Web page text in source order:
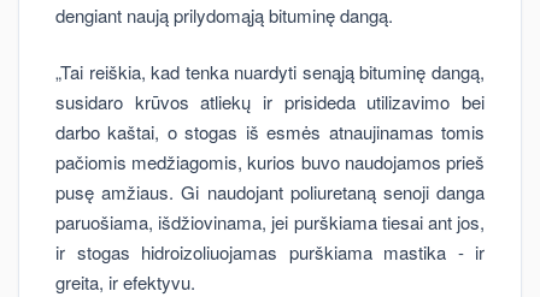
dengiant naują prilydomąją bituminę dangą.
„Tai reiškia, kad tenka nuardyti senąją bituminę dangą,
susidaro krūvos atliekų ir prisideda utilizavimo bei
darbo kaštai, o stogas iš esmės atnaujinamas tomis
pačiomis medžiagomis, kurios buvo naudojamos prieš
pusę amžiaus. Gi naudojant poliuretaną senoji danga
paruošiama, išdžiovinama, jei purškiama tiesai ant jos,
ir stogas hidroizoliuojamas purškiama mastika - ir
greita, ir efektyvu.